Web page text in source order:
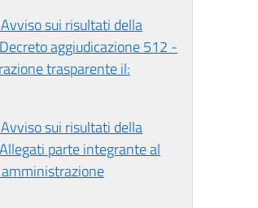
sui risultati della
aggiudicazione 512 -
trasparente il:
sui risultati della
parte integrante al